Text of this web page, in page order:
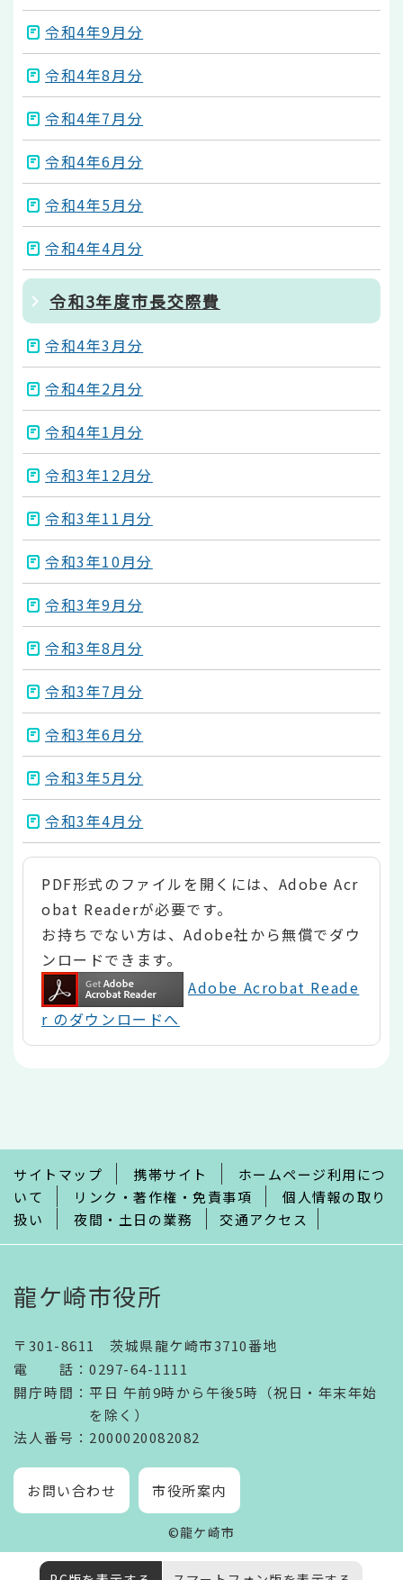
令和4年9月分
令和4年8月分
令和4年7月分
令和4年6月分
令和4年5月分
令和4年4月分
令和3年度市長交際費
令和4年3月分
令和4年2月分
令和4年1月分
令和3年12月分
令和3年11月分
令和3年10月分
令和3年9月分
令和3年8月分
令和3年7月分
令和3年6月分
令和3年5月分
令和3年4月分
PDF形式のファイルを開くには、Adobe Acr
obat Readerが必要です。
お持ちでない方は、Adobe社から無償でダウ
ンロードできます。
Adobe Acrobat Reade
r のダウンロードへ
で
サイトマップ 携帯サイト
ホームページ利用につ
いて
リンク・著作権・免責事項
個人情報の取り
扱い
夜間・土日の業務 交通アクセス
龍ケ崎市役所
〒301-8611 茨城県龍ケ崎市3710番地
電話 ： 0297-64-1111
開庁時間 ： 平日 午前9時から午後5時（祝日・年末年始
を除く）
法人番号 ：2000020082082
お問い合わせ 市役所案内
©龍ケ崎市